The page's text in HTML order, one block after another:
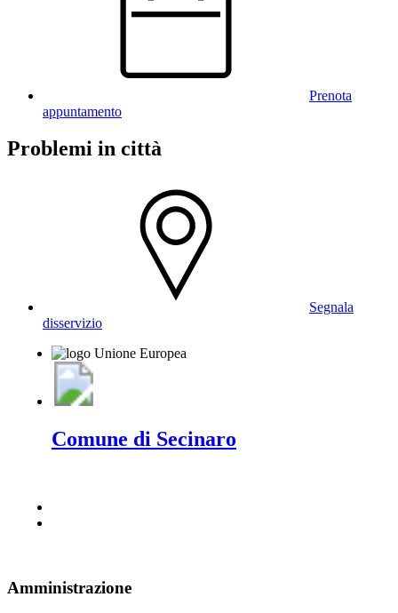
Prenota
appuntamento
Problemi in città
Segnala
disservizio
Comune di Secinaro
Amministrazione